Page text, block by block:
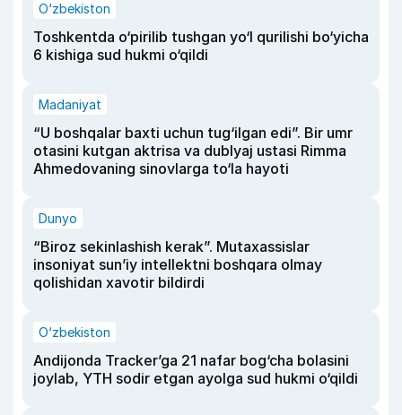
O‘zbekiston
Toshkentda o‘pirilib tushgan yo‘l qurilishi bo‘yicha
6 kishiga sud hukmi o‘qildi
Madaniyat
“U boshqalar baxti uchun tug‘ilgan edi”. Bir umr
otasini kutgan aktrisa va dublyaj ustasi Rimma
Ahmedovaning sinovlarga to‘la hayoti
Dunyo
“Biroz sekinlashish kerak”. Mutaxassislar
insoniyat sun’iy intellektni boshqara olmay
qolishidan xavotir bildirdi
O‘zbekiston
Andijonda Tracker’ga 21 nafar bog‘cha bolasini
joylab, YTH sodir etgan ayolga sud hukmi o‘qildi